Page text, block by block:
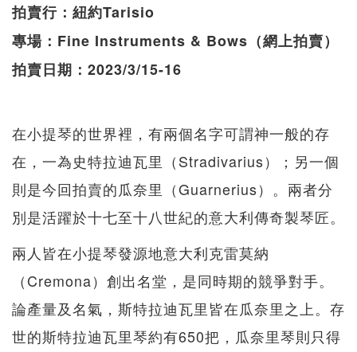
拍賣行：紐約Tarisio
專場：Fine Instruments & Bows（網上拍賣）
拍賣日期：2023/3/15-16
在小提琴的世界裡，有兩個名字可謂神一般的存
在，一為史特拉迪瓦里（Stradivarius）；另一個
則是今回拍賣的瓜奈里（Guarnerius）。兩者分
別是活躍於十七至十八世紀的意大利傳奇製琴匠。
兩人皆在小提琴發源地意大利克雷莫納
（Cremona）創出名堂，是同時期的競爭對手。
論產量及名氣，斯特拉迪瓦里皆在瓜奈里之上。存
世的斯特拉迪瓦里琴約有650把，瓜奈里琴則只得